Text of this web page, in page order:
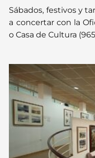
Sábados, festivos y
a concertar con la
o Casa de Cultura